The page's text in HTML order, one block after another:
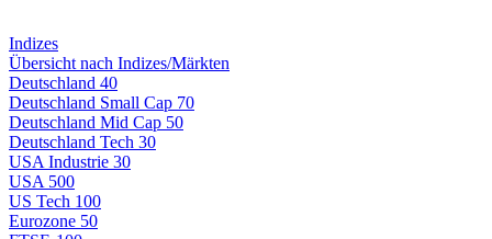
Indizes
Übersicht nach Indizes/Märkten
Deutschland 40
Deutschland Small Cap 70
Deutschland Mid Cap 50
Deutschland Tech 30
USA Industrie 30
USA 500
US Tech 100
Eurozone 50